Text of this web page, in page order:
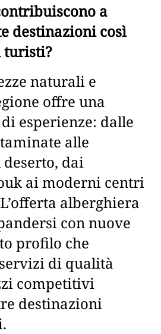
a
destinazioni così
turisti?
naturali e
offre una
esperienze: dalle
alle
dai
ai moderni centri
alberghiera
con nuove
profilo che
di qualità
competitivi
destinazioni